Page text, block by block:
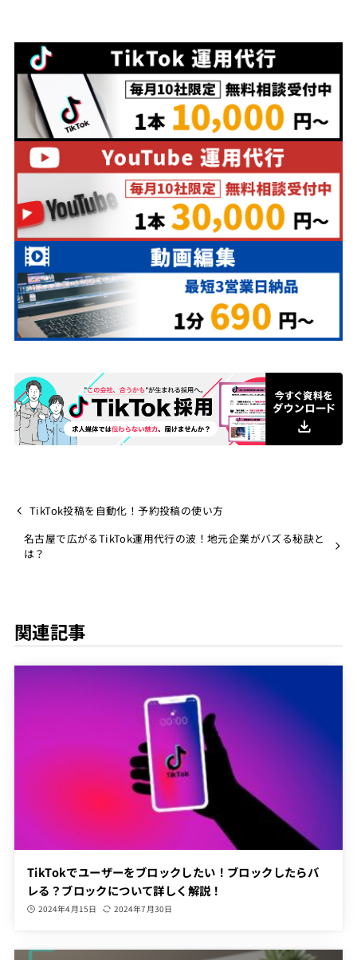
TikTok投稿を自動化！予約投稿の使い方
名古屋で広がるTikTok運用代行の波！地元企業がバズる秘訣と
は？
関連記事
TikTokでユーザーをブロックしたい！ブロックしたらバ
レる？ブロックについて詳しく解説！
2024年4月15日 2024年7月30日